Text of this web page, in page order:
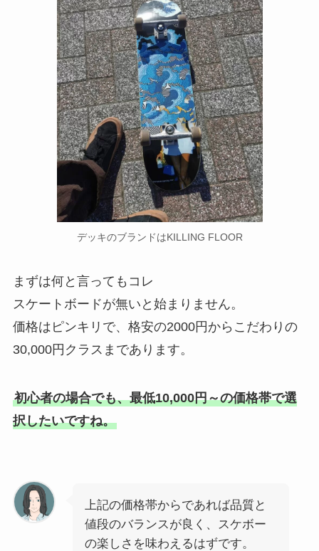
デッキのブランドはKILLING FLOOR
まずは何と言ってもコレ
スケートボードが無いと始まりません。
価格はピンキリで、格安の2000円からこだわりの
30,000円クラスまであります。
初心者の場合でも、最低10,000円～の価格帯で選
択したいですね。
上記の価格帯からであれば品質と
値段のバランスが良く、スケボー
の楽しさを味わえるはずです。